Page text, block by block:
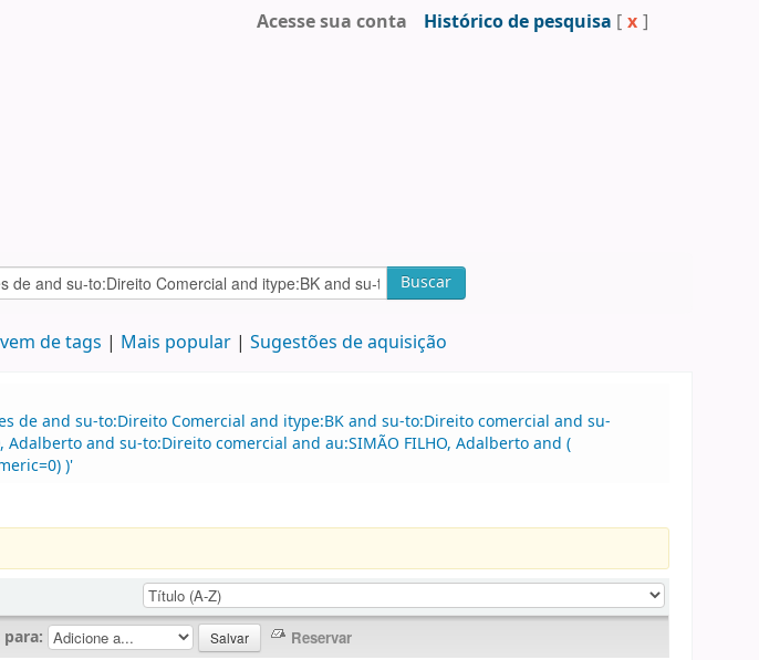
Acesse sua conta Histórico de pesquisa [ x ]
Buscar
de tags Mais popular Sugestões de aquisição
de and su-to:Direito Comercial and itype:BK and su-to:Direito comercial and su-
and su-to:Direito comercial and au:SIMÃO FILHO, Adalberto and (
)'